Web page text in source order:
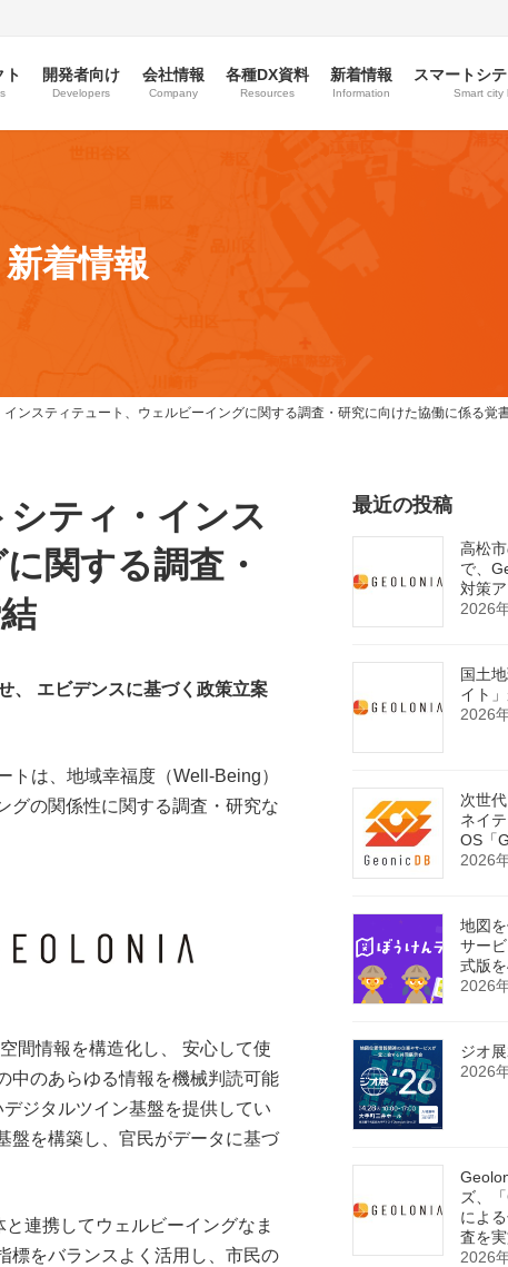
ト 開発者向け
Developers
会社情報
Company
各種DX資料
Resources
新着情報
Information
スマートシ
Smart city
新着情報
ンスティテュート、ウェルビーイングに関する調査・研究に向けた協働に係る覚
ティ・インス
関する調査・
、 エビデンスに基づく政策立案
は、地域幸福度（Well-Being）
グの関係性に関する調査・研究な
間情報を構造化し、 安心して使
中のあらゆる情報を機械判読可能
ジタルツイン基盤を提供してい
盤を構築し、官民がデータに基づ
連携してウェルビーイングなま
標をバランスよく活用し、市民の
最近の投稿
高松
で、
対策
2026
国土
イト
2026
次世
ネイ
OS「
2026
地図
サー
式版
2026
ジオ
2026
ズ、
によ
査を
2026